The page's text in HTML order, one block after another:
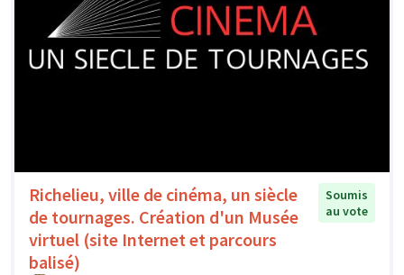
Richelieu, ville de cinéma, un siècle
de tournages. Création d'un Musée
virtuel (site Internet et parcours
balisé)
Soumis
au vote